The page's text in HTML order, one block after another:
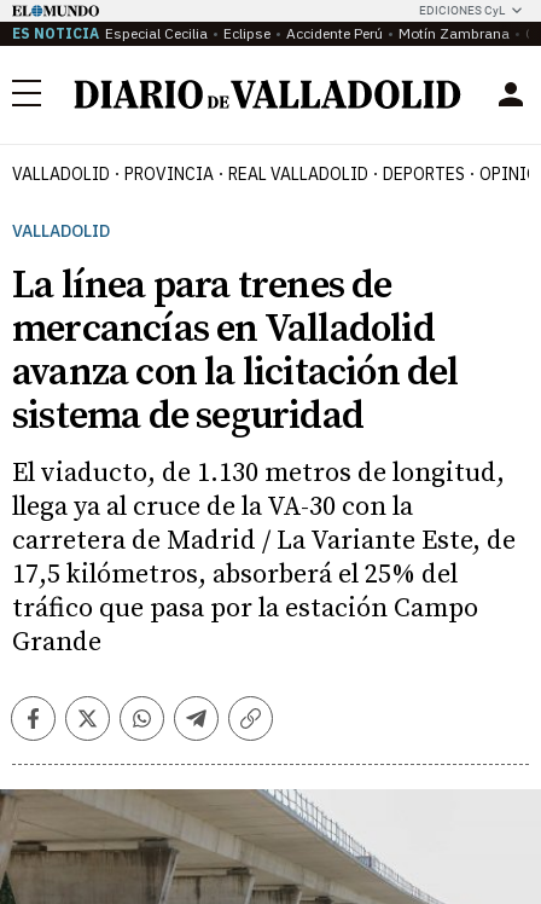
EDICIONES CyL
ES NOTICIA Especial Cecilia Eclipse Accidente Perú Motín Zambrana
Menú
VALLADOLID PROVINCIA REAL VALLADOLID DEPORTES
VALLADOLID
La línea para trenes de
mercancías en Valladolid
avanza con la licitación del
sistema de seguridad
El viaducto, de 1.130 metros de longitud,
llega ya al cruce de la VA-30 con la
carretera de Madrid / La Variante Este, de
17,5 kilómetros, absorberá el 25% del
tráfico que pasa por la estación Campo
Grande
FacebookTwitterWhatsappTelegramCopiar